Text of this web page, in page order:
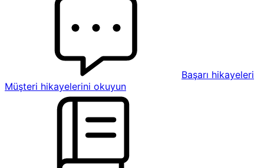
Başarı hikayeleri
Müşteri hikayelerini okuyun